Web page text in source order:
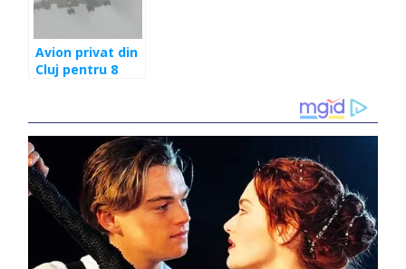
Avion privat din
Cluj pentru 8
italian al vinăriei
a cheltuit
enorm pentru
transportul
româncelor